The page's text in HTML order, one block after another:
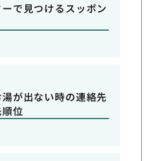
で見つけるスッポン
が出ない時の連絡先
位